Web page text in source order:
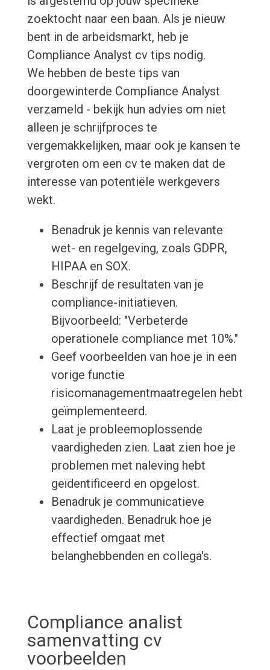
zoektocht naar een baan. Als je nieuw
bent in de arbeidsmarkt, heb je
Compliance Analyst cv tips nodig.
We hebben de beste tips van
doorgewinterde Compliance Analyst
verzameld - bekijk hun advies om niet
alleen je schrijfproces te
vergemakkelijken, maar ook je kansen te
vergroten om een cv te maken dat de
interesse van potentiële werkgevers
wekt.
Benadruk je kennis van relevante
wet- en regelgeving, zoals GDPR,
HIPAA en SOX.
Beschrijf de resultaten van je
compliance-initiatieven.
Bijvoorbeeld: "Verbeterde
operationele compliance met 10%."
Geef voorbeelden van hoe je in een
vorige functie
risicomanagementmaatregelen hebt
geïmplementeerd.
Laat je probleemoplossende
vaardigheden zien. Laat zien hoe je
problemen met naleving hebt
geïdentificeerd en opgelost.
Benadruk je communicatieve
vaardigheden. Benadruk hoe je
effectief omgaat met
belanghebbenden en collega's.
Compliance analist
samenvatting cv
voorbeelden